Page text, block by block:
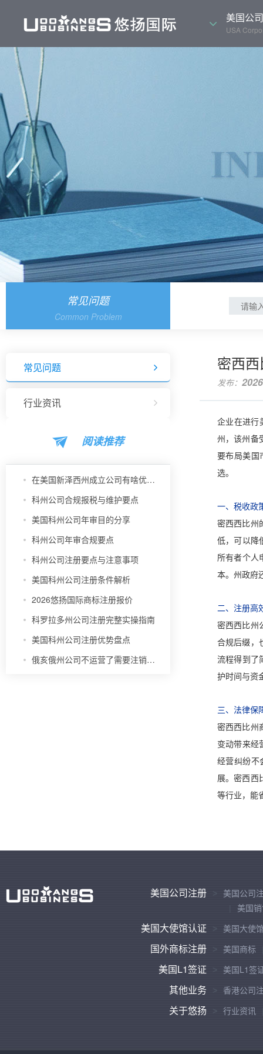
美国公
USA
常见问题
Common Problem
常见问题
行业资讯
阅读推荐
在美国新泽西州成立公司有啥优势？
科州公司合规报税与维护要点
美国科州公司年审目的分享
科州公司年审合规要点
科州公司注册要点与注意事项
美国科州公司注册条件解析
2026悠扬国际商标注册报价
科罗拉多州公司注册完整实操指南
美国科州公司注册优势盘点
俄亥俄州公司不运营了需要注销吗？
密西
发布：
企业在进行
州，该州备
要布局美国
选。
一、税收政
密西西比州
低，可以降
所有者个人
本。州政府
二、注册高
密西西比州
合规后缀，
流程得到了
护时间与资
三、法律保
密西西比州
变动带来经
经营纠纷不
展。密西西
等行业，能
美国公司注册
美国公司
美国
美国大使馆认证 美国大使
国外商标注册 美国商标
美国L1签证 美国L1签
其他业务 香港公司
关于悠扬 行业资讯